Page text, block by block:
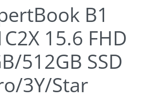
B1
15.6 FHD
512GB SSD
3Y/Star